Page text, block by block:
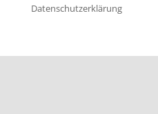
Datenschutzerklärung